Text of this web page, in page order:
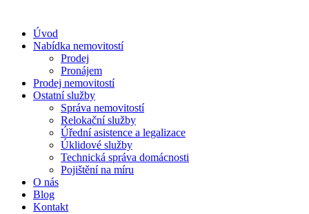
Úvod
Nabídka nemovitostí
Prodej
Pronájem
Prodej nemovitostí
Ostatní služby
Správa nemovitostí
Relokační služby
Úřední asistence a legalizace
Úklidové služby
Technická správa domácnosti
Pojištění na míru
O nás
Blog
Kontakt